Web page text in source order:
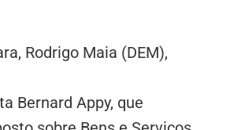
Rodrigo Maia (DEM),
Bernard Appy, que